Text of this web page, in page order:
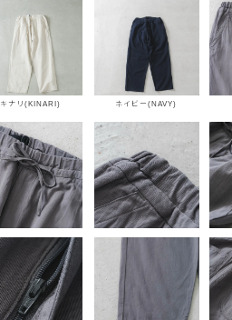
キナリ(KINARI) ネイビー(NAVY)